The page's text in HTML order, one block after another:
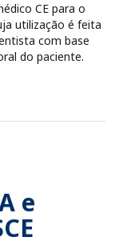
CE para o
utilização é feita
com base
do paciente.
e